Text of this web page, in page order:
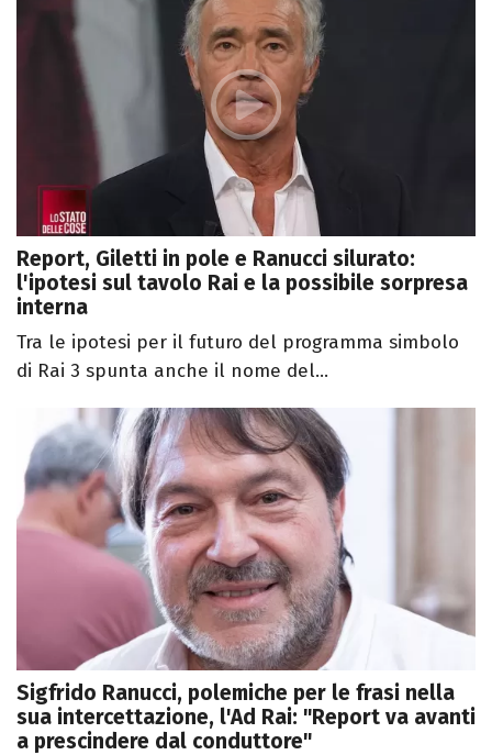
Report, Giletti in pole e Ranucci silurato:
l'ipotesi sul tavolo Rai e la possibile sorpresa
interna
Tra le ipotesi per il futuro del programma simbolo
di Rai 3 spunta anche il nome del...
Sigfrido Ranucci, polemiche per le frasi nella
sua intercettazione, l'Ad Rai: "Report va avanti
a prescindere dal conduttore"